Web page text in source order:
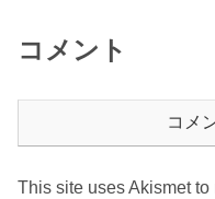
コメント
コメ
This site uses Akismet to